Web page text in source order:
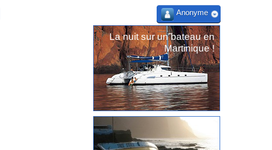
La nuit sur un bateau en
Martinique !
Anonyme